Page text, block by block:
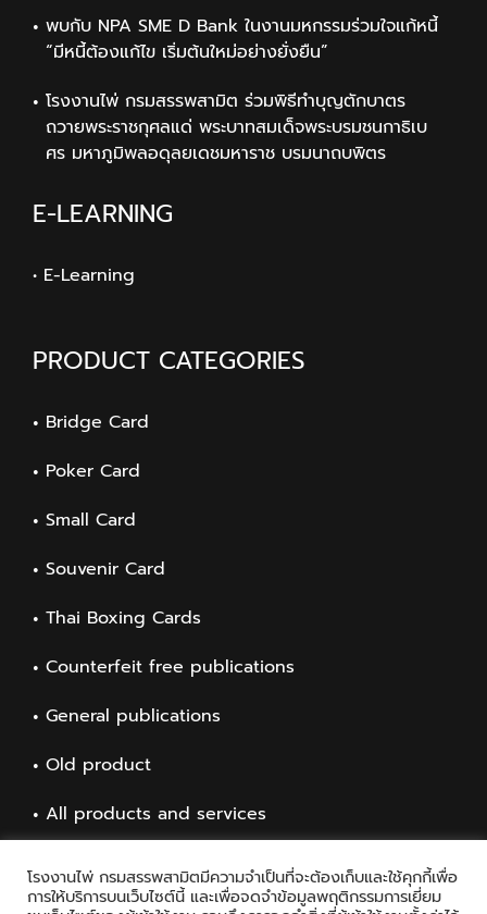
พบกับ NPA SME D Bank ในงานมหกรรมร่วมใจแก้หนี้
“มีหนี้ต้องแก้ไข เริ่มต้นใหม่อย่างยั่งยืน”
โรงงานไพ่ กรมสรรพสามิต ร่วมพิธีทำบุญตักบาตร
ถวายพระราชกุศลแด่ พระบาทสมเด็จพระบรมชนกาธิเบ
ศร มหาภูมิพลอดุลยเดชมหาราช บรมนาถบพิตร
E-LEARNING
• E-Learning
PRODUCT CATEGORIES
Bridge Card
Poker Card
Small Card
Souvenir Card
Thai Boxing Cards
Counterfeit free publications
General publications
Old product
All products and services
โรงงานไพ่ กรมสรรพสามิตมีความจำเป็นที่จะต้องเก็บและใช้คุกกี้เพื่อ
การให้บริการบนเว็บไซต์นี้ และเพื่อจดจำข้อมูลพฤติกรรมการเยี่ยม